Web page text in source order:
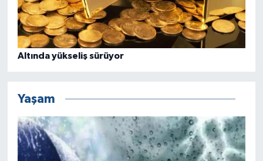
Altında yükseliş sürüyor
Yaşam